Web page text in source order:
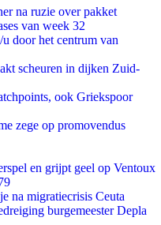
na ruzie over pakket
van week 32
door het centrum van
scheuren in dijken Zuid-
ook Griekspoor
zege op promovendus
en grijpt geel op Ventoux
na migratiecrisis Ceuta
burgemeester Depla